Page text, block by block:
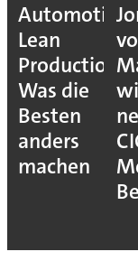
Automotive
Lean
Production:
Was die
Besten
anders
machen